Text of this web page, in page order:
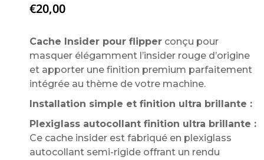
€20,00
Cache Insider pour flipper conçu pour
masquer élégamment l’insider rouge d’origine
et apporter une finition premium parfaitement
intégrée au thème de votre machine.
Installation simple et finition ultra brillante :
Plexiglass autocollant finition ultra brillante :
Ce cache insider est fabriqué en plexiglass
autocollant semi-rigide offrant un rendu